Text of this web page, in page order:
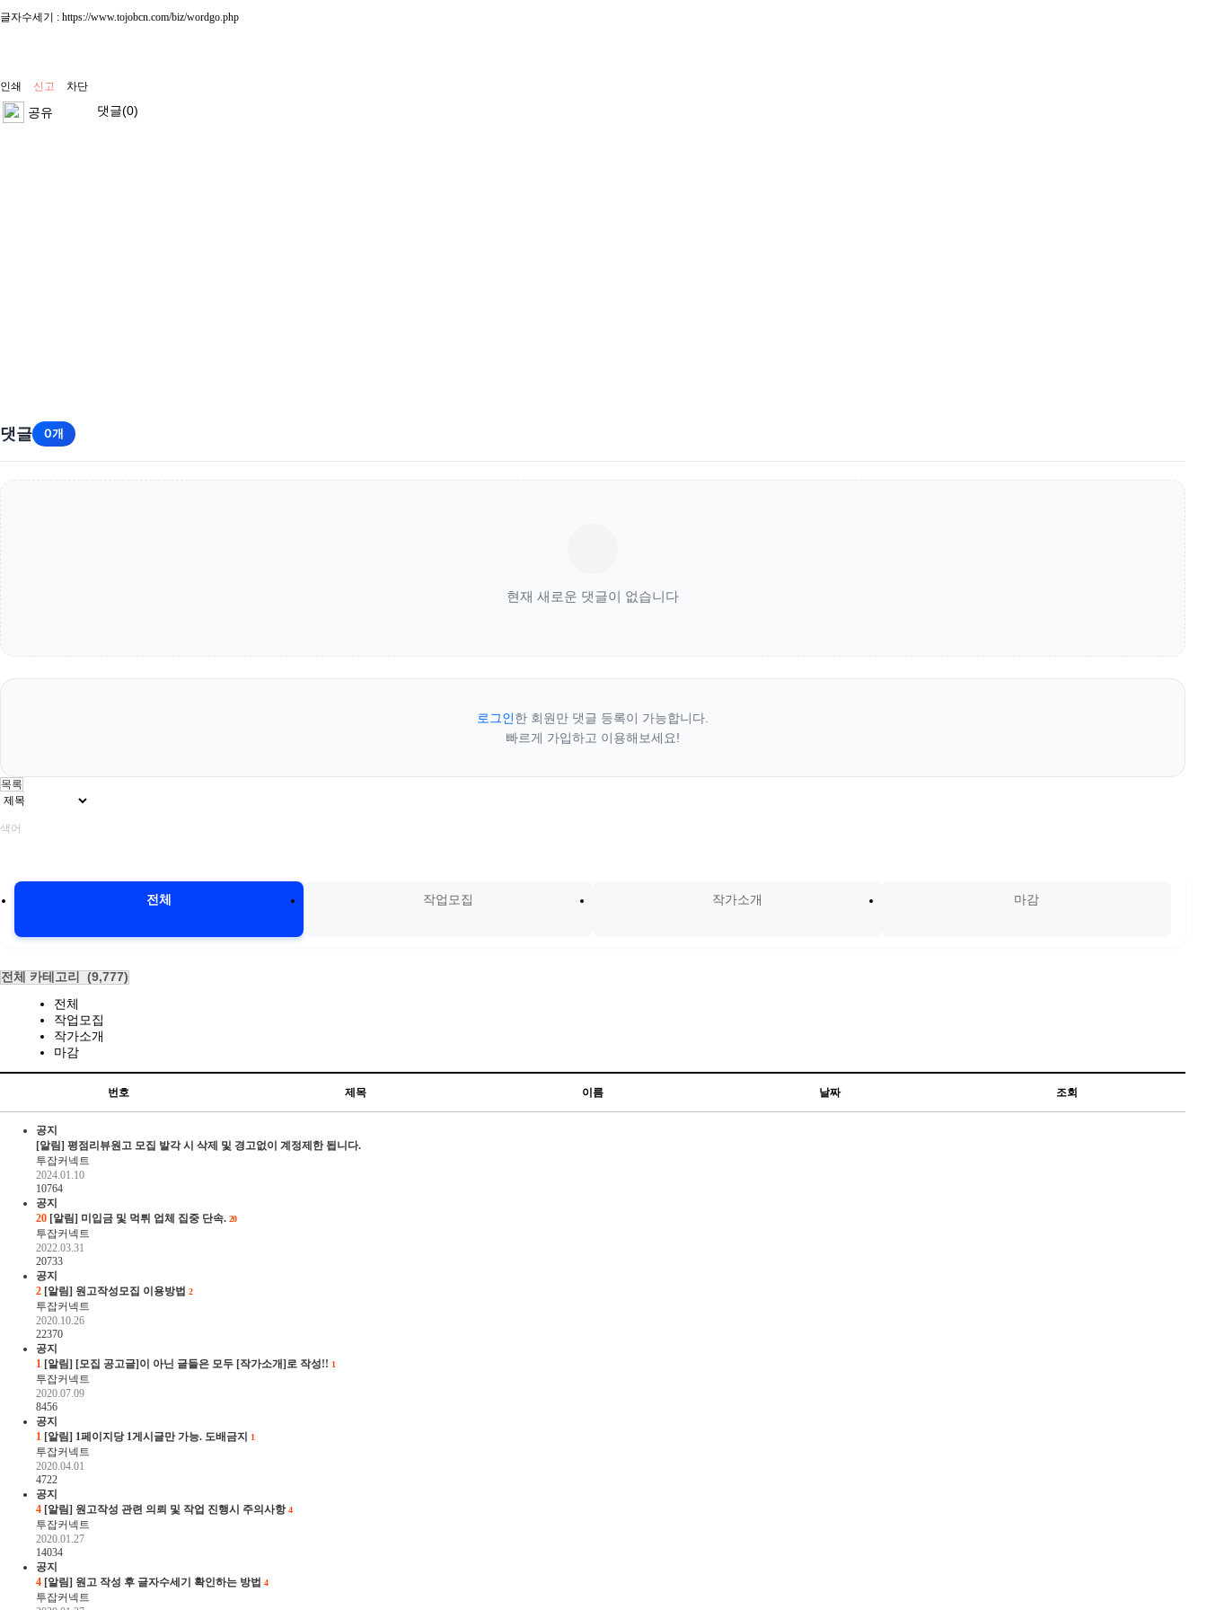
글자수세기 : https://www.tojobcn.com/biz/wordgo.php
인쇄 신고 차단
공유 댓글(0)
댓글 0개
현재 새로운 댓글이 없습니다
로그인한 회원만 댓글 등록이 가능합니다.
빠르게 가입하고 이용해보세요!
목록
전체 작업모집 작가소개 마감
전체 카테고리(9,777)
전체
작업모집
작가소개
마감
번호 제목 이름 날짜 조회
공지
[알림] 평점리뷰원고 모집 발각 시 삭제 및 경고없이 계정제한 됩니다.
투잡커넥트
2024.01.10
10764
공지
20 [알림] 미입금 및 먹튀 업체 집중 단속. 20
투잡커넥트
2022.03.31
20733
공지
2 [알림] 원고작성모집 이용방법 2
투잡커넥트
2020.10.26
22370
공지
1 [알림] [모집 공고글]이 아닌 글들은 모두 [작가소개]로 작성!! 1
투잡커넥트
2020.07.09
8456
공지
1 [알림] 1페이지당 1게시글만 가능. 도배금지 1
투잡커넥트
2020.04.01
4722
공지
4 [알림] 원고작성 관련 의뢰 및 작업 진행시 주의사항 4
투잡커넥트
2020.01.27
14034
공지
4 [알림] 원고 작성 후 글자수세기 확인하는 방법 4
투잡커넥트